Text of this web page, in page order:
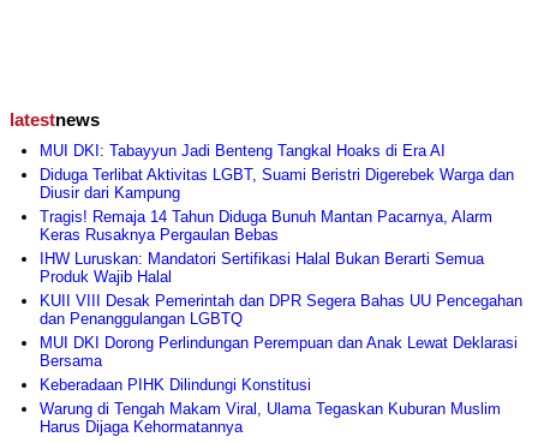
latestnews
MUI DKI: Tabayyun Jadi Benteng Tangkal Hoaks di Era AI
Diduga Terlibat Aktivitas LGBT, Suami Beristri Digerebek Warga dan
Diusir dari Kampung
Tragis! Remaja 14 Tahun Diduga Bunuh Mantan Pacarnya, Alarm
Keras Rusaknya Pergaulan Bebas
IHW Luruskan: Mandatori Sertifikasi Halal Bukan Berarti Semua
Produk Wajib Halal
KUII VIII Desak Pemerintah dan DPR Segera Bahas UU Pencegahan
dan Penanggulangan LGBTQ
MUI DKI Dorong Perlindungan Perempuan dan Anak Lewat Deklarasi
Bersama
Keberadaan PIHK Dilindungi Konstitusi
Warung di Tengah Makam Viral, Ulama Tegaskan Kuburan Muslim
Harus Dijaga Kehormatannya